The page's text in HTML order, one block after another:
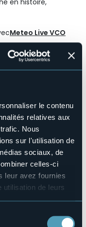
le contenu
relatives aux
Nous
sur l'utilisation de
sociaux, de
celles-ci
leur avez fournies
utilisation de leurs
cliquez ici
en histoire,
Meteo Live VCO
23,7°